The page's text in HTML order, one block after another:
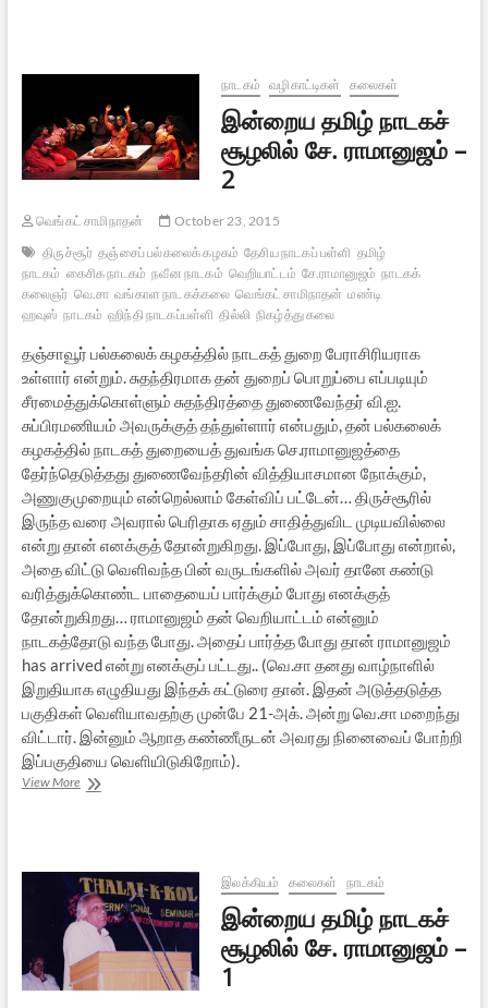
3
நாடகம் வழிகாட்டிகள் கலைகள்
இன்றைய தமிழ் நாடகச்
சூழலில் சே. ராமானுஜம் –
2
வெங்கட் சாமிநாதன்
October 23, 2015
திருச்சூர் தஞ்சைப் பல்கலைக் கழகம் தேசிய நாடகப் பள்ளி தமிழ்
நாடகம் கைசிக நாடகம் நவீன நாடகம் வெறியாட்டம் சே.ராமானுஜம் நாடகக்
கலைஞர் வெ.சா வங்காள நாடகக்கலை வெங்கட் சாமிநாதன் மண்டி
ஹவுஸ் நாடகம் ஹிந்தி நாடகப்பள்ளி தில்லி நிகழ்த்து கலை
தஞ்சாவூர் பல்கலைக் கழகத்தில் நாடகத் துறை பேராசிரியராக
உள்ளார் என்றும். சுதந்திரமாக தன் துறைப் பொறுப்பை எப்படியும்
சீரமைத்துக்கொள்ளும் சுதந்திரத்தை துணைவேந்தர் வி.ஐ.
சுப்பிரமணியம் அவருக்குத் தந்துள்ளார் என்பதும், தன் பல்கலைக்
கழகத்தில் நாடகத் துறையைத் துவங்க செ.ராமானுஜத்தை
தேர்ந்தெடுத்தது துணைவேந்தரின் வித்தியாசமான நோக்கும்,
அணுகுமுறையும் என்றெல்லாம் கேள்விப் பட்டேன்… திருச்சூரில்
இருந்த வரை அவரால் பெரிதாக ஏதும் சாதித்துவிட முடியவில்லை
என்று தான் எனக்குத் தோன்றுகிறது. இப்போது, இப்போது என்றால்,
அதை விட்டு வெளிவந்த பின் வருடங்களில் அவர் தானே கண்டு
வரித்துக்கொண்ட பாதையைப் பார்க்கும் போது எனக்குத்
தோன்றுகிறது… ராமானுஜம் தன் வெறியாட்டம் என்னும்
நாடகத்தோடு வந்த போது. அதைப் பார்த்த போது தான் ராமானுஜம்
has arrived என்று எனக்குப் பட்டது.. (வெ.சா தனது வாழ்நாளில்
இறுதியாக எழுதியது இந்தக் கட்டுரை தான். இதன் அடுத்தடுத்த
பகுதிகள் வெளியாவதற்கு முன்பே 21-அக். அன்று வெ.சா மறைந்து
விட்டார். இன்னும் ஆறாத கண்ணீருடன் அவரது நினைவைப் போற்றி
இப்பகுதியை வெளியிடுகிறோம்).
View Moreஇன்றைய
ராமானுஜம்
–
2
இலக்கியம் கலைகள் நாடகம்
இன்றைய தமிழ் நாடகச்
சூழலில் சே. ராமானுஜம் –
1